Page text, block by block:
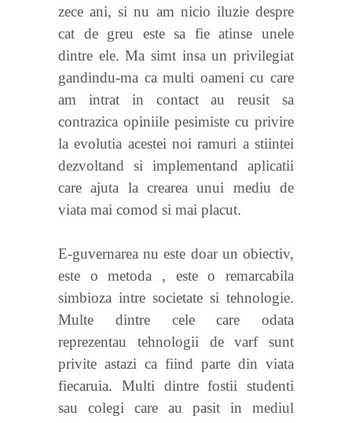
zece ani, si nu am nicio iluzie despre
cat de greu este sa fie atinse unele
dintre ele. Ma simt insa un privilegiat
gandindu-ma ca multi oameni cu care
am intrat in contact au reusit sa
contrazica opiniile pesimiste cu privire
la evolutia acestei noi ramuri a stiintei
dezvoltand si implementand aplicatii
care ajuta la crearea unui mediu de
viata mai comod si mai placut.
E-guvernarea nu este doar un obiectiv,
este o metoda , este o remarcabila
simbioza intre societate si tehnologie.
Multe dintre cele care odata
reprezentau tehnologii de varf sunt
privite astazi ca fiind parte din viata
fiecaruia. Multi dintre fostii studenti
sau colegi care au pasit in mediul